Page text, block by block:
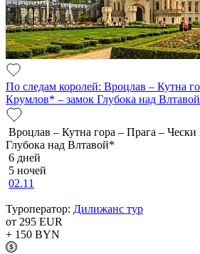
По следам королей: Вроцлав – Кутна
Крумлов* – замок Глубока над
Вроцлав – Кутна гора – Прага –
Глубока над Влтавой*
6 дней
5 ночей
02.11
Туроператор: Дилижанс тур
от 295 EUR
+ 150 BYN